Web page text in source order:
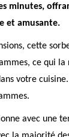
minutes,
et amusante.
cette
ce qui
votre
avec une